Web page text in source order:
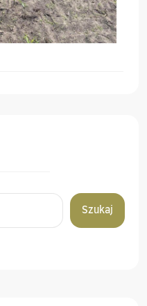
Szukaj